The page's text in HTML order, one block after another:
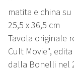
matita e china
25,5 x 36,5 cm
Tavola originale
Cult Movie",
dalla Bonelli nel